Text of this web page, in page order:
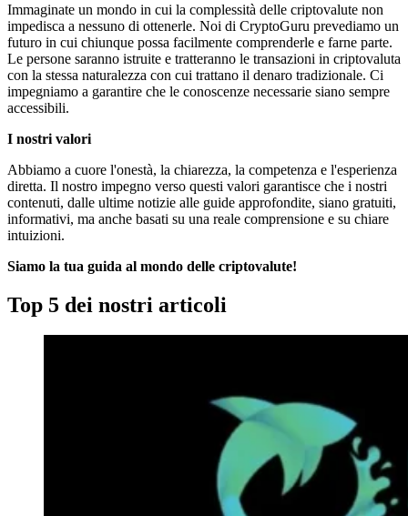
Immaginate un mondo in cui la complessità delle criptovalute non
impedisca a nessuno di ottenerle. Noi di CryptoGuru prevediamo un
futuro in cui chiunque possa facilmente comprenderle e farne parte.
Le persone saranno istruite e tratteranno le transazioni in criptovaluta
con la stessa naturalezza con cui trattano il denaro tradizionale. Ci
impegniamo a garantire che le conoscenze necessarie siano sempre
accessibili.
I nostri valori
Abbiamo a cuore l'onestà, la chiarezza, la competenza e l'esperienza
diretta. Il nostro impegno verso questi valori garantisce che i nostri
contenuti, dalle ultime notizie alle guide approfondite, siano gratuiti,
informativi, ma anche basati su una reale comprensione e su chiare
intuizioni.
Siamo la tua guida al mondo delle criptovalute!
Top 5 dei nostri articoli